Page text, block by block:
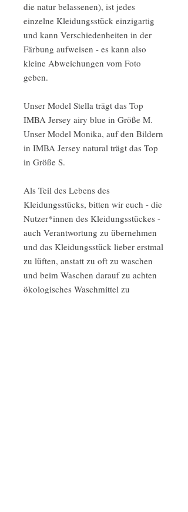
die natur belassenen), ist jedes
einzelne Kleidungsstück einzigartig
und kann Verschiedenheiten in der
Färbung aufweisen - es kann also
kleine Abweichungen vom Foto
geben.
Unser Model Stella trägt das Top
IMBA Jersey airy blue in Größe M.
Unser Model Monika, auf den Bildern
in IMBA Jersey natural trägt das Top
in Größe S.
Als Teil des Lebens des
Kleidungsstücks, bitten wir euch - die
Nutzer*innen des Kleidungsstückes -
auch Verantwortung zu übernehmen
und das Kleidungsstück lieber erstmal
zu lüften, anstatt zu oft zu waschen
und beim Waschen darauf zu achten
ökologisches Waschmittel zu